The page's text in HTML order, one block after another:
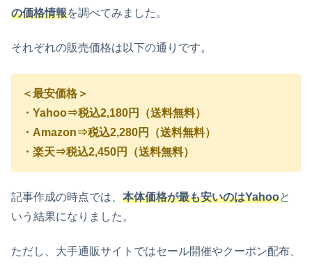
の価格情報を調べてみました。
それぞれの販売価格は以下の通りです。
＜最安価格＞
・Yahoo⇒税込2,180円（送料無料）
・Amazon⇒税込2,280円（送料無料）
・楽天⇒税込2,450円（送料無料）
記事作成の時点では、 本体価格が最も安いのはYahooと
いう結果になりました。
ただし、大手通販サイトではセール開催やクーポン配布、